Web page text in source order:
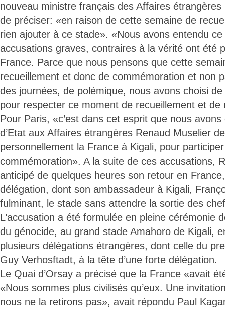
nouveau ministre français des Affaires
de préciser: «en raison de cette semaine de
rien ajouter à ce stade». «Nous avons entendu
accusations graves, contraires à la vérité ont été
France. Parce que nous pensons que cette
recueillement et donc de commémoration et non
des journées, de polémique, nous avons choisi
pour respecter ce moment de recueillement et
Pour Paris, «c’est dans cet esprit que nous
d’Etat aux Affaires étrangères Renaud Muselier
personnellement la France à Kigali, pour
commémoration». A la suite de ces accusations,
anticipé de quelques heures son retour en
délégation, dont son ambassadeur à Kigali,
fulminant, le stade sans attendre la sortie des
L’accusation a été formulée en pleine cérémonie
du génocide, au grand stade Amahoro de Kigali,
plusieurs délégations étrangères, dont celle du
Guy Verhosftadt, à la tête d’une forte délégation.
Le Quai d’Orsay a précisé que la France «avait
«Nous sommes plus civilisés qu’eux. Une
nous ne la retirons pas», avait répondu Paul